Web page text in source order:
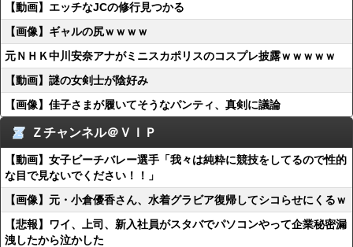
【動画】エッチなJCの修行見つかる
【画像】ギャルの尻ｗｗｗｗ
元ＮＨＫ中川安奈アナがミニスカポリスのコスプレ披露ｗｗｗｗｗ
【動画】謎の女剣士が陰好み
【画像】佳子さまが履いてそうなパンティ、真剣に議論
Ｚチャンネル＠ＶＩＰ
【動画】女子ビーチバレー選手「我々は純粋に競技をしてるので性的
な目で見ないでください！！」
【画像】元・小倉優香さん、水着グラビア復帰してシコらせにくるｗ
【悲報】ワイ、上司、新入社員がスタバでパソコンやって企業秘密漏
洩したから泣かした